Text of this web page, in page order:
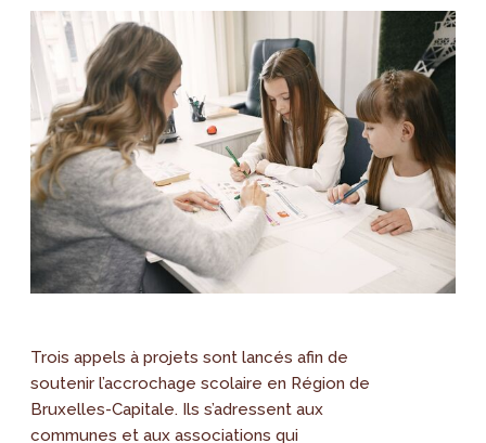
Trois appels à projets sont lancés afin de
soutenir l’accrochage scolaire en Région de
Bruxelles-Capitale. Ils s’adressent aux
communes et aux associations qui